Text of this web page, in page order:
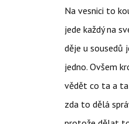
Na vesnici to
jede každý na
děje u sousedů
jedno. Ovšem
vědět co ta a ta
zda to dělá